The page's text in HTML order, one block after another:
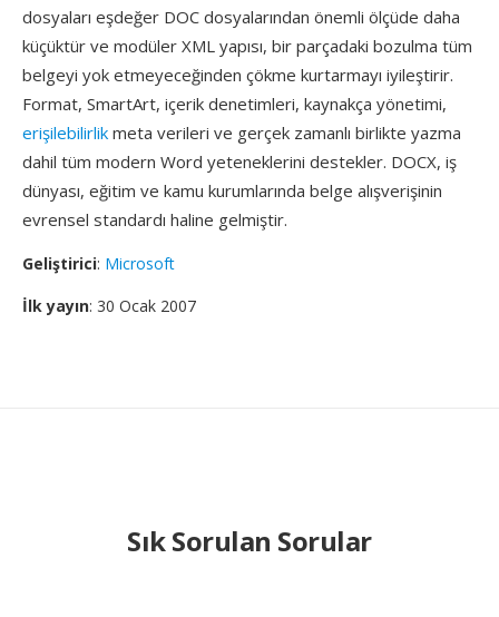
dosyaları eşdeğer DOC dosyalarından önemli ölçüde daha
küçüktür ve modüler XML yapısı, bir parçadaki bozulma tüm
belgeyi yok etmeyeceğinden çökme kurtarmayı iyileştirir.
Format, SmartArt, içerik denetimleri, kaynakça yönetimi,
erişilebilirlik meta verileri ve gerçek zamanlı birlikte yazma
dahil tüm modern Word yeteneklerini destekler. DOCX, iş
dünyası, eğitim ve kamu kurumlarında belge alışverişinin
evrensel standardı haline gelmiştir.
Geliştirici: Microsoft
İlk yayın: 30 Ocak 2007
Sık Sorulan Sorular